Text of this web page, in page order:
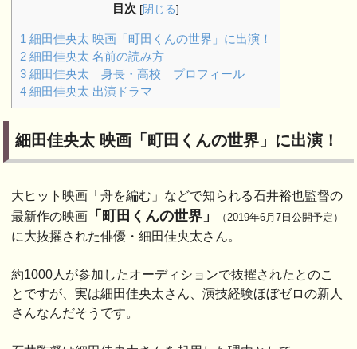
目次 [閉じる]
1 細田佳央太 映画「町田くんの世界」に出演！
2 細田佳央太 名前の読み方
3 細田佳央太 身長・高校 プロフィール
4 細田佳央太 出演ドラマ
細田佳央太 映画「町田くんの世界」に出演！
大ヒット映画「舟を編む」などで知られる石井裕也監督の
最新作の映画 「町田くんの世界」 （2019年6月7日公開予定）
に大抜擢された俳優・細田佳央太さん。
約1000人が参加したオーディションで抜擢されたとのこ
とですが、実は細田佳央太さん、演技経験ほぼゼロの新人
さんなんだそうです。